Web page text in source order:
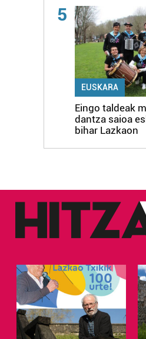
5
EUSKARA
Eingo taldeak
dantza saioa
bihar Lazkaon